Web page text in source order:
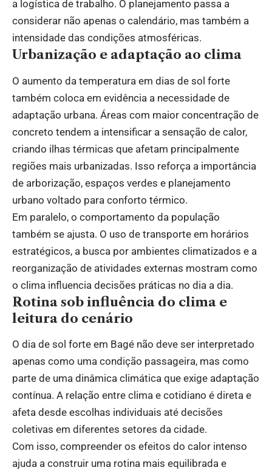
a logística de trabalho. O planejamento passa a
considerar não apenas o calendário, mas também a
intensidade das condições atmosféricas.
Urbanização e adaptação ao clima
O aumento da temperatura em dias de sol forte
também coloca em evidência a necessidade de
adaptação urbana. Áreas com maior concentração de
concreto tendem a intensificar a sensação de calor,
criando ilhas térmicas que afetam principalmente
regiões mais urbanizadas. Isso reforça a importância
de arborização, espaços verdes e planejamento
urbano voltado para conforto térmico.
Em paralelo, o comportamento da população
também se ajusta. O uso de transporte em horários
estratégicos, a busca por ambientes climatizados e a
reorganização de atividades externas mostram como
o clima influencia decisões práticas no dia a dia.
Rotina sob influência do clima e
leitura do cenário
O dia de sol forte em Bagé não deve ser interpretado
apenas como uma condição passageira, mas como
parte de uma dinâmica climática que exige adaptação
contínua. A relação entre clima e cotidiano é direta e
afeta desde escolhas individuais até decisões
coletivas em diferentes setores da cidade.
Com isso, compreender os efeitos do calor intenso
ajuda a construir uma rotina mais equilibrada e